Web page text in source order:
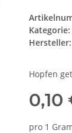
Kategorie:
Hersteller:
Hopfen
0,10
pro 1